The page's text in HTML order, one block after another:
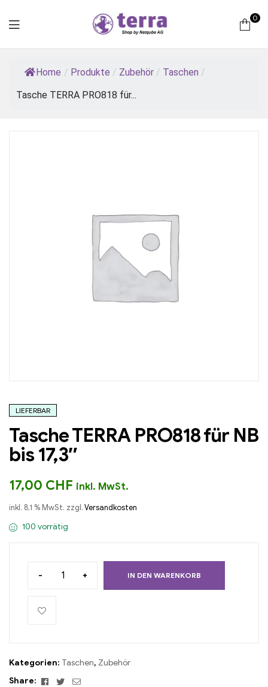
Computer
0
Home / Produkte / Zubehör / Taschen /
Tasche TERRA PRO818 für...
LIEFERBAR
Tasche TERRA PRO818 für NB
bis 17,3″
17,00 CHF inkl. MwSt.
inkl. 8,1 % MwSt. zzgl.Versandkosten
100 vorrätig
- + IN DEN WARENKORB
Kategorien: Taschen, Zubehör
Share:
Facebook
TwitterEmail